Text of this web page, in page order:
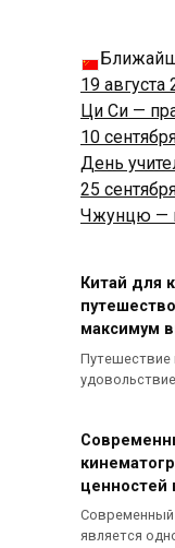
19 августа
Ци Си —
10
День
25
Чжунцю —
Китай для
максимум
Путешествие
ценностей
Современный
является